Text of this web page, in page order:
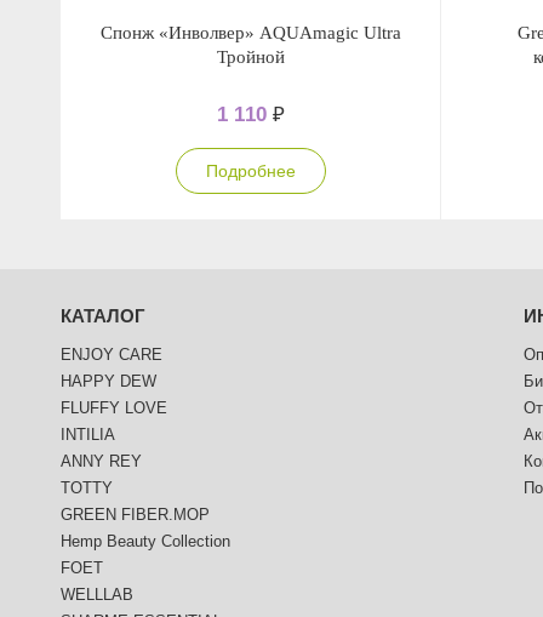
Спонж «Инволвер» AQUAmagic Ultra
Тройной
1 110 ₽
Подробнее
КАТАЛОГ
ENJOY CARE
HAPPY DEW
FLUFFY LOVE
INTILIA
ANNY REY
TOTTY
GREEN FIBER.MOP
Hemp Beauty Collection
FOET
WELLLAB